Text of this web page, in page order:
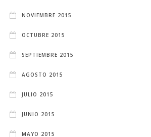
NOVIEMBRE 2015
OCTUBRE 2015
SEPTIEMBRE 2015
AGOSTO 2015
JULIO 2015
JUNIO 2015
MAYO 2015